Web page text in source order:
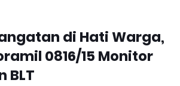
di Hati Warga,
0816/15 Monitor
BLT